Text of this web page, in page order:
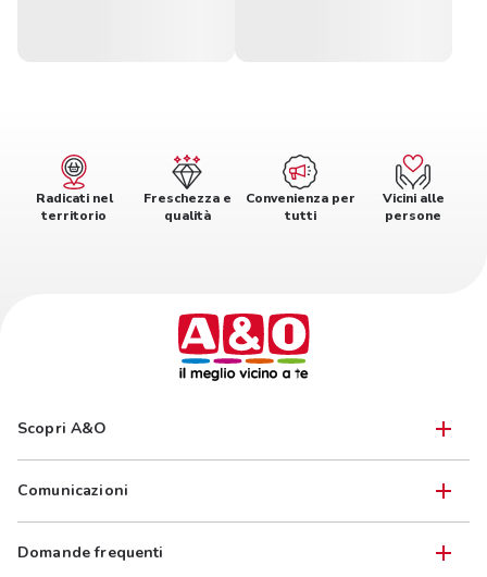
Radicati nel
territorio
Freschezza e
qualità
Convenienza per
tutti
Vicini alle
persone
Scopri A&O
Comunicazioni
Domande frequenti